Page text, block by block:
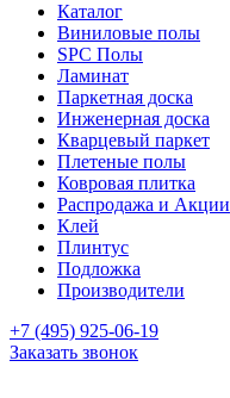
Каталог
Виниловые полы
SPC Полы
Ламинат
Паркетная доска
Инженерная доска
Кварцевый паркет
Плетеные полы
Ковровая плитка
Распродажа и Акции
Клей
Плинтус
Подложка
Производители
+7 (495) 925-06-19
Заказать звонок